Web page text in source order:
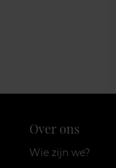
Over ons
Wie zijn we?